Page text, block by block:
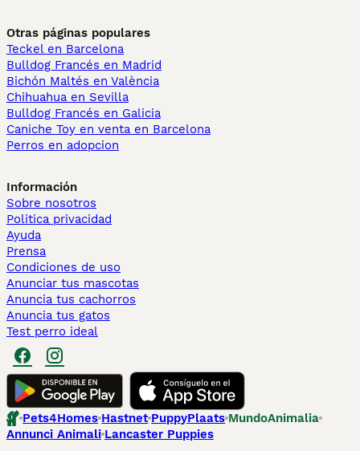
Otras páginas populares
Teckel en Barcelona
Bulldog Francés en Madrid
Bichón Maltés en València
Chihuahua en Sevilla
Bulldog Francés en Galicia
Caniche Toy en venta en Barcelona
Perros en adopcion
Información
Sobre nosotros
Politica privacidad
Ayuda
Prensa
Condiciones de uso
Anunciar tus mascotas
Anuncia tus cachorros
Anuncia tus gatos
Test perro ideal
Pets4Homes Hastnet PuppyPlaats MundoAnimalia
Annunci Animali Lancaster Puppies